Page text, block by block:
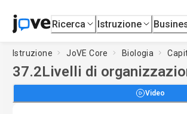
Ricerca Istruzione
Istruzione JoVE Core Biologia
37.2Livelli di
Video